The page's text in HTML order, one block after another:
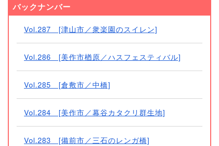
バックナンバー
Vol.287 [津山市／衆楽園のスイレン]
Vol.286 [美作市楢原／ハスフェスティバル]
Vol.285 [倉敷市／中橋]
Vol.284 [美作市／幕谷カタクリ群生地]
Vol.283 [備前市／三石のレンガ橋]